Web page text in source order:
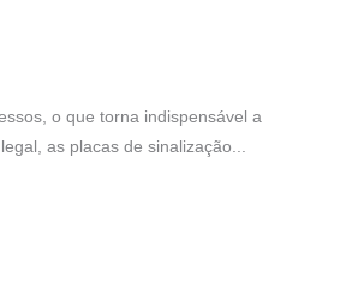
o que torna indispensável a
as placas de sinalização...